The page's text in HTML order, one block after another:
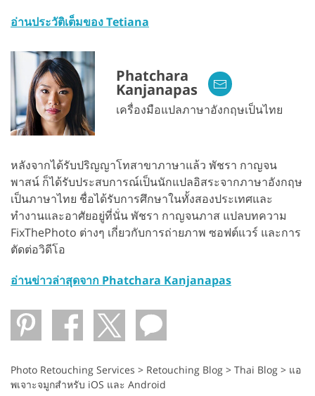
อ่านประวัติเต็มของ Tetiana
Phatchara
Kanjanapas
เครื่องมือแปลภาษาอังกฤษเป็นไทย
หลังจากได้รับปริญญาโทสาขาภาษาแล้ว พัชรา กาญจน
พาสน์ ก็ได้รับประสบการณ์เป็นนักแปลอิสระจากภาษาอังกฤษ
เป็นภาษาไทย ชื่อได้รับการศึกษาในทั้งสองประเทศและ
ทำงานและอาศัยอยู่ที่นั่น พัชรา กาญจนภาส แปลบทความ
FixThePhoto ต่างๆ เกี่ยวกับการถ่ายภาพ ซอฟต์แวร์ และการ
ตัดต่อวิดีโอ
อ่านข่าวล่าสุดจาก Phatchara Kanjanapas
Photo Retouching Services > Retouching Blog > Thai Blog > แอ
พเจาะจมูกสำหรับ iOS และ Android